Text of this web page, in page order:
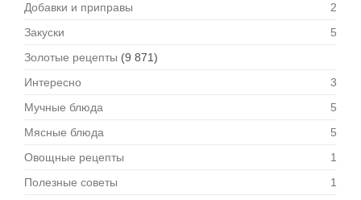
Добавки и приправы
2
Закуски
5
Золотые рецепты (9 871)
Интересно
3
Мучные блюда
5
Мясные блюда
5
Овощные рецепты
1
Полезные советы
1